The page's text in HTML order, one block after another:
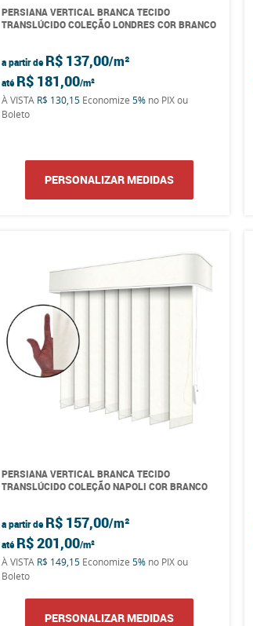
PERSIANA VERTICAL BRANCA TECIDO
TRANSLÚCIDO COLEÇÃO LONDRES COR BRANCO
a partir de R$ 137,00
até R$ 181,00
À VISTA R$ 130,15 Economize5% no PIX ou
Boleto
PERSONALIZAR MEDIDAS
PERSIANA VERTICAL BRANCA TECIDO
TRANSLÚCIDO COLEÇÃO NAPOLI COR BRANCO
a partir de R$ 157,00
até R$ 201,00
À VISTA R$ 149,15 Economize5% no PIX ou
Boleto
PERSONALIZAR MEDIDAS